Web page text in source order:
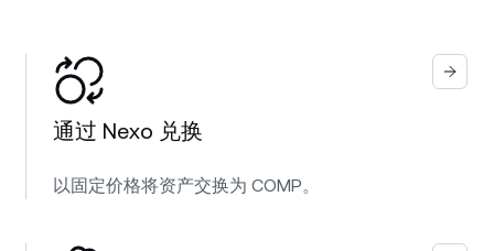
通过 Nexo 兑换
以固定价格将资产交换为 COMP。